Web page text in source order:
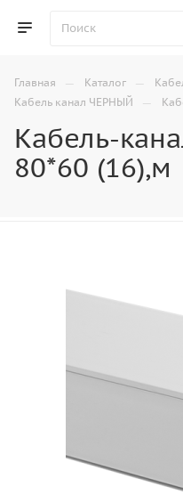
Главная — Каталог —
Кабель канал ЧЕРНЫЙ —
Кабель-
80*60 (16),м